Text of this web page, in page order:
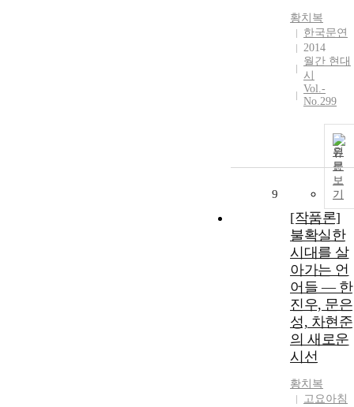
황치복
한국문연
2014
월간 현대
시
Vol.-
No.299
원
문
보
기
9
[작품론]
불확실한
시대를 살
아가는 언
어들 ― 한
진우, 문은
성, 차현준
의 새로운
시선
황치복
고요아침